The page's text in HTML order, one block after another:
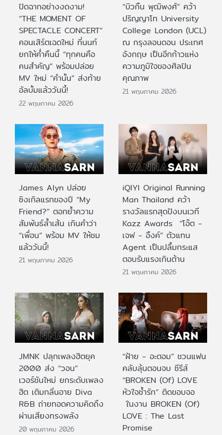
ปิดฉากอย่างงดงาม!
“THE MOMENT OF
SPECTACLE CONCERT”
คอนเสิร์ตเฉดใหม่ ที่นนท์
ยกให้ค่ำคืนนี้ “ทุกคนคือ
คนสำคัญ” พร้อมปล่อย
MV ใหม่ “คำนั้น” ส่งท้าย
อัลบั้มแล้ววันนี้!
22 พฤษภาคม 2026
“บิวกิ้น พุฒิพงศ์” คว้า
ปริญญาโท University
College London (UCL)
ณ กรุงลอนดอน ประเทศ
อังกฤษ เป็นอีกก้าวแห่ง
ความภูมิใจของศิลปิน
คุณภาพ
21 พฤษภาคม 2026
James Alyn ปล่อย
ซิงเกิลแรกของปี “My
Friend?” ตอกย้ำความ
สัมพันธ์ล้ำเส้น เกินคำว่า
“เพื่อน” พร้อม MV ให้ชม
แล้ววันนี้!
21 พฤษภาคม 2026
iQIYI Original Running
Man Thailand คว้า
รางวัลแรกสุดปังบนเวที
Kazz Awards “โอ๊ต -
เจฟ - อิ้งค์” ตัวแทน
Agent เป็นปลื้มกระแส
ตอบรับแรงเกินต้าน
21 พฤษภาคม 2026
JMNK ปลุกเพลงฮิตยุค
2000 ส่ง “วอน”
เวอร์ชันใหม่ ยกระดับเพลง
ฮิต เติมกลิ่นอาย Diva
R&B ถ่ายทอดความคิดถึง
ผ่านเสียงทรงพลัง
20 พฤษภาคม 2026
“ฝ้าย - อะตอม” ชวนแฟน
คลับลุ้นตอนจบ ซีรีส์
“BROKEN (Of) LOVE
หัวใจช้ำรัก” ติดขอบจอ
ในงาน BROKEN (Of)
LOVE : The Last
Promise